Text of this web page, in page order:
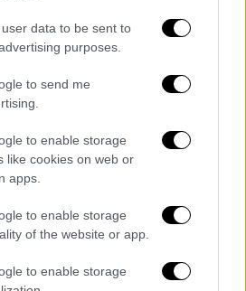
data to be sent to
purposes.
to send me
to enable storage
like cookies on web or
apps.
to enable storage
of the website or app.
to enable storage
πέσει πάρα πολύο
απαραίτητο πιάτο με ένα
παίρνει επιδόρπιο ή
», δήλωσε στο OPEN ο
οι τιμές που
τα προϊόντα τους
σε επίπεδα ρεκόρ 23
να πωλείται 71,1%
27,2% τα λαχανικά